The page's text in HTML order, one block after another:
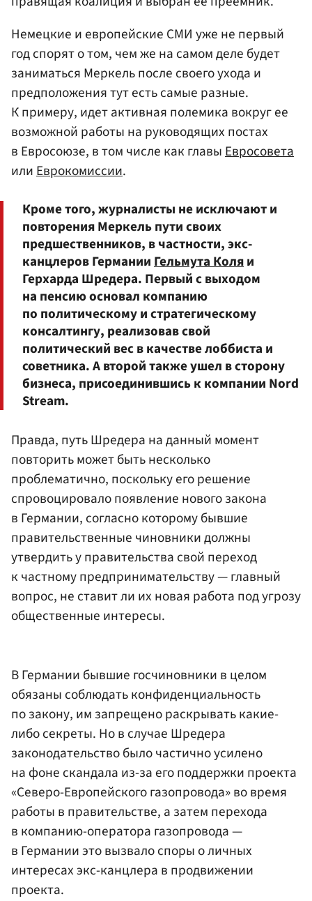
Немецкие и европейские СМИ уже не первый
год спорят о том, чем же на самом деле будет
заниматься Меркель после своего ухода и
предположения тут есть самые разные.
К примеру, идет активная полемика вокруг ее
возможной работы на руководящих постах
в Евросоюзе, в том числе как главыЕвросовета
илиЕврокомиссии.
Кроме того, журналисты не исключают и
повторения Меркель пути своих
предшественников, в частности, экс-
канцлеров ГерманииГельмута Коляи
Герхарда Шредера. Первый с выходом
на пенсию основал компанию
по политическому и стратегическому
консалтингу, реализовав свой
политический вес в качестве лоббиста и
советника. А второй также ушел в сторону
бизнеса, присоединившись к компании Nord
Stream.
Правда, путь Шредера на данный момент
повторить может быть несколько
проблематично, поскольку его решение
спровоцировало появление нового закона
в Германии, согласно которому бывшие
правительственные чиновники должны
утвердить у правительства свой переход
к частному предпринимательству — главный
вопрос, не ставит ли их новая работа под угрозу
общественные интересы.
В Германии бывшие госчиновники в целом
обязаны соблюдать конфиденциальность
по закону, им запрещено раскрывать какие-
либо секреты. Но в случае Шредера
законодательство было частично усилено
на фоне скандала из-за его поддержки проекта
«Северо-Европейского газопровода» во время
работы в правительстве, а затем перехода
в компанию-оператора газопровода —
в Германии это вызвало споры о личных
интересах экс-канцлера в продвижении
проекта.